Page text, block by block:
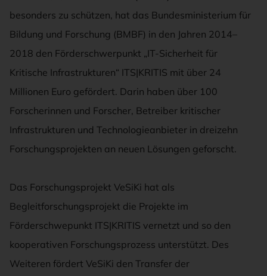
besonders zu schützen, hat das Bundesministerium für
Bildung und Forschung (BMBF) in den Jahren 2014–
2018 den Förderschwerpunkt „IT-Sicherheit für
Kritische Infrastrukturen“ ITS|KRITIS mit über 24
Millionen Euro gefördert. Darin haben über 100
Forscherinnen und Forscher, Betreiber kritischer
Infrastrukturen und Technologieanbieter in dreizehn
Forschungsprojekten an neuen Lösungen geforscht.
Das Forschungsprojekt VeSiKi hat als
Begleitforschungsprojekt die Projekte im
Förderschwepunkt ITS|KRITIS vernetzt und so den
kooperativen Forschungsprozess unterstützt. Des
Weiteren fördert VeSiKi den Transfer der